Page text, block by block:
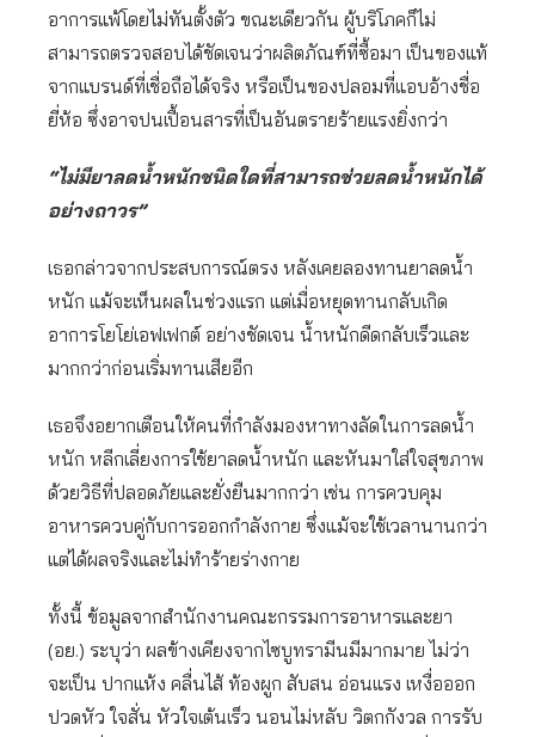
อาการแพ้โดยไม่ทันตั้งตัว ขณะเดียวกัน ผู้บริโภคก็ไม่
สามารถตรวจสอบได้ชัดเจนว่าผลิตภัณฑ์ที่ซื้อมา เป็นของแท้
จากแบรนด์ที่เชื่อถือได้จริง หรือเป็นของปลอมที่แอบอ้างชื่อ
ยี่ห้อ ซึ่งอาจปนเปื้อนสารที่เป็นอันตรายร้ายแรงยิ่งกว่า
“ไม่มียาลดน้ำหนักชนิดใดที่สามารถช่วยลดน้ำหนักได้
อย่างถาวร”
เธอกล่าวจากประสบการณ์ตรง หลังเคยลองทานยาลดน้ำ
หนัก แม้จะเห็นผลในช่วงแรก แต่เมื่อหยุดทานกลับเกิด
อาการโยโย่เอฟเฟกต์ อย่างชัดเจน น้ำหนักดีดกลับเร็วและ
มากกว่าก่อนเริ่มทานเสียอีก
เธอจึงอยากเตือนให้คนที่กำลังมองหาทางลัดในการลดน้ำ
หนัก หลีกเลี่ยงการใช้ยาลดน้ำหนัก และหันมาใส่ใจสุขภาพ
ด้วยวิธีที่ปลอดภัยและยั่งยืนมากกว่า เช่น การควบคุม
อาหารควบคู่กับการออกกำลังกาย ซึ่งแม้จะใช้เวลานานกว่า
แต่ได้ผลจริงและไม่ทำร้ายร่างกาย
ทั้งนี้ ข้อมูลจากสำนักงานคณะกรรมการอาหารและยา
(อย.) ระบุว่า ผลข้างเคียงจากไซบูทรามีนมีมากมาย ไม่ว่า
จะเป็น ปากแห้ง คลื่นไส้ ท้องผูก สับสน อ่อนแรง เหงื่อออก
ปวดหัว ใจสั่น หัวใจเต้นเร็ว นอนไม่หลับ วิตกกังวล การรับ